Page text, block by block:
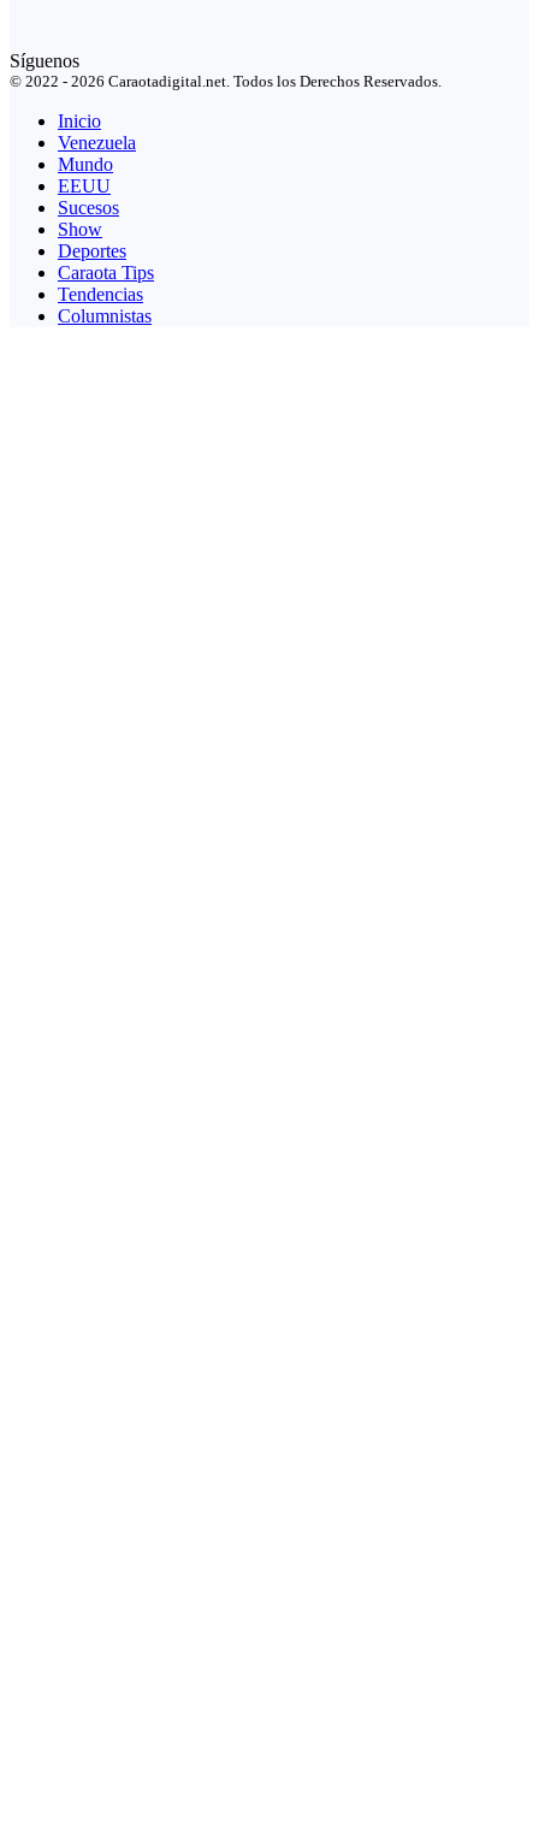
Síguenos
© 2022 - 2026 Caraotadigital.net. Todos los Derechos Reservados.
Inicio
Venezuela
Mundo
EEUU
Sucesos
Show
Deportes
Caraota Tips
Tendencias
Columnistas